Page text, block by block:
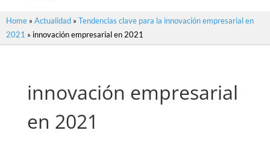
Home » Actualidad » Tendencias clave para la innovación empresarial en
2021 » innovación empresarial en 2021
innovación empresarial
en 2021